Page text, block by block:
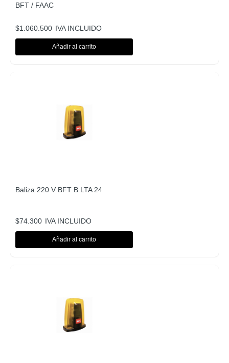
BFT / FAAC
$1.060.500 IVA INCLUIDO
Añadir al carrito
Baliza 220 V BFT B LTA 24
$74.300 IVA INCLUIDO
Añadir al carrito